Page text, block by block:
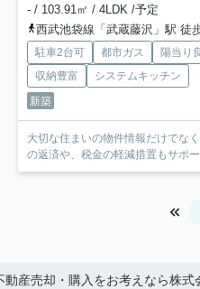
- / 103.91㎡ / 4LDK /予定
西武池袋線「武蔵藤沢」駅 徒
駐車2台可 都市ガス 陽当り
収納豊富
システムキッチン
新築
大切な住まいの物件情報だけでな
の返済や、税金の軽減措置もサポー
動産売却・購入をお考えなら株式